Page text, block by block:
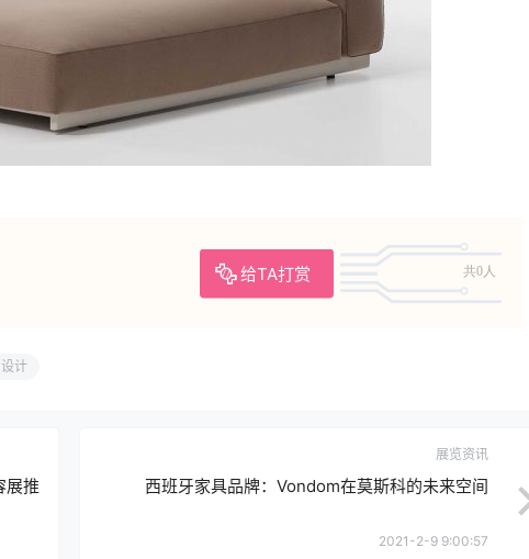
给TA打赏 共0人
设计
展推
展览资讯
西班牙家具品牌：Vondom在莫斯科的未来空间
2021-2-9 9:00:57